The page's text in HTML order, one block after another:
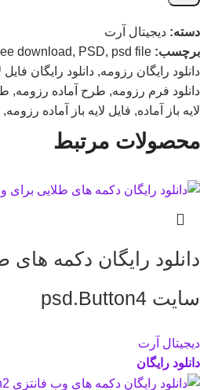
دسته: دیجیتال آرت
برچسب:
download, PSD, psd file
دانلود رایگان رزومه, دانلود رایگان فایل
دانلود فرم رزومه, طرح آماده رزومه,
لایه باز آماده, فایل لایه باز آماده رزومه,
محصولات مرتبط
دانلود رایگان دکمه
سایت psd.Button4
دیجیتال آرت
دانلود رایگان